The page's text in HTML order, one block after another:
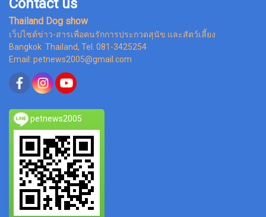
Thailand Dog show
เว็ปไซต์ข่าว-สารเพื่อคนรักการประกวดสุนัข และสัตว์เลี้ยง
Bangkok Thailand, Tel. 081-3425254
Email: petnews2005@gmail.com
petnews2005